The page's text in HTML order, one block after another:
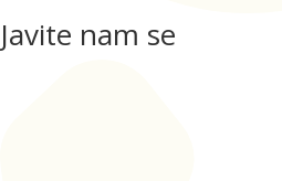
Javite nam se